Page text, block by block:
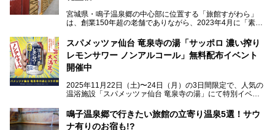
宮城県・鳴子温泉郷の中心部に位置する「旅館すがわら」
は、創業150年超の老舗でありながら、2023年4月に「素泊
を利用したサウナも新設され、温泉ファン・サウナ―双方に
注目のスポットです。
特筆すべきは、館内で完結する圧倒的な「湯めぐり」のバリ
エーション。“温泉のデパート”・“東の横綱”と称される鳴子
温泉郷の中でも、3本の異なる自家源泉を使い分けるその実
力は折り紙付き。実際に宿泊した筆者が、“温泉”を中心にそ
の全貌を詳細レビューします！
スパメッツァ仙台 竜泉寺の湯「サッポロ 濃い搾り
レモンサワー ノンアルコール」無料配布イベント
開催中
2025年11月22日（土)〜24日（月）の3日間限定で、人気の
温浴施設「スパメッツァ仙台 竜泉寺の湯」にて特別イベン
「サッポロ 濃い搾りレモンサワー ノンアルコール」を無料
配布します。さらにSNS投稿で「サッポロ 濃い搾りグレフ
ルサワー ノンアルコール」もプレゼント。湯上がりにぴっ
鳴子温泉郷で行きたい旅館の立寄り温泉5選！サウ
ナ有りのお宿も!?